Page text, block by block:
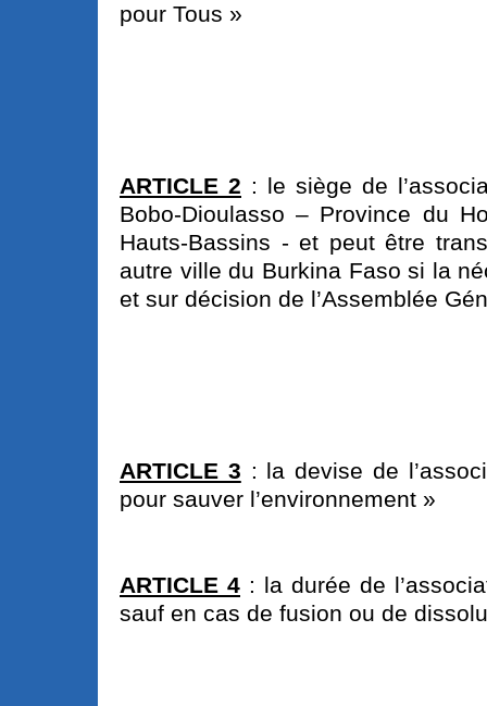
pour Tous »
ARTICLE 2 : le siège de
Bobo-Dioulasso – Province du
Hauts-Bassins - et peut être
autre ville du Burkina Faso si la
et sur décision de l’Assemblée
ARTICLE 3 : la devise de
pour sauver l’environnement »
ARTICLE 4 : la durée de
sauf en cas de fusion ou de